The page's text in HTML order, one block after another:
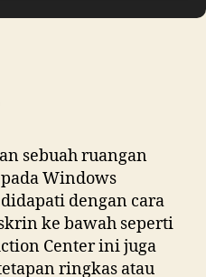
sebuah ruangan
Windows
dengan cara
ke bawah seperti
Center ini juga
ringkas atau